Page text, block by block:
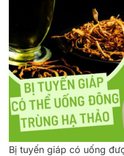
Bị tuyến giáp có uống